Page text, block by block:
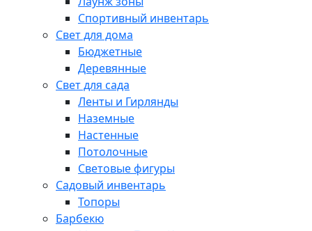
Спортивный инвентарь
Свет для дома
Бюджетные
Деревянные
Свет для сада
Ленты и Гирлянды
Наземные
Настенные
Потолочные
Световые фигуры
Садовый инвентарь
Топоры
Барбекю